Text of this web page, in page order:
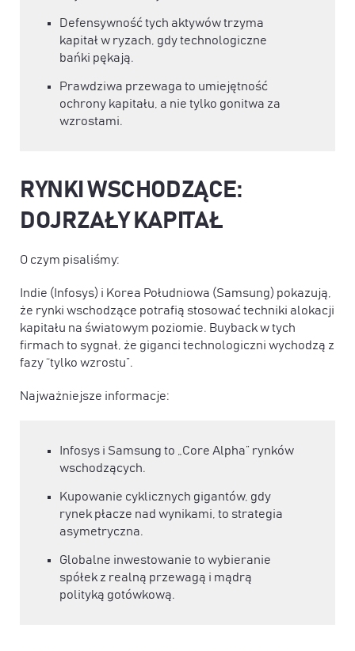
Defensywność tych aktywów trzyma
kapitał w ryzach, gdy technologiczne
bańki pękają.
Prawdziwa przewaga to umiejętność
ochrony kapitału, a nie tylko gonitwa za
wzrostami.
RYNKI WSCHODZĄCE:
DOJRZAŁY KAPITAŁ
O czym pisaliśmy:
Indie (Infosys) i Korea Południowa (Samsung) pokazują,
że rynki wschodzące potrafią stosować techniki alokacji
kapitału na światowym poziomie. Buyback w tych
firmach to sygnał, że giganci technologiczni wychodzą z
fazy “tylko wzrostu”.
Najważniejsze informacje:
Infosys i Samsung to „Core Alpha” rynków
wschodzących.
Kupowanie cyklicznych gigantów, gdy
rynek płacze nad wynikami, to strategia
asymetryczna.
Globalne inwestowanie to wybieranie
spółek z realną przewagą i mądrą
polityką gotówkową.